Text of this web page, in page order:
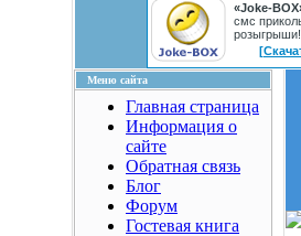
«Joke-
смс
розыгрыши!
Меню сайта
Главная страница
Информация о
сайте
Обратная связь
Блог
Форум
Гостевая книга